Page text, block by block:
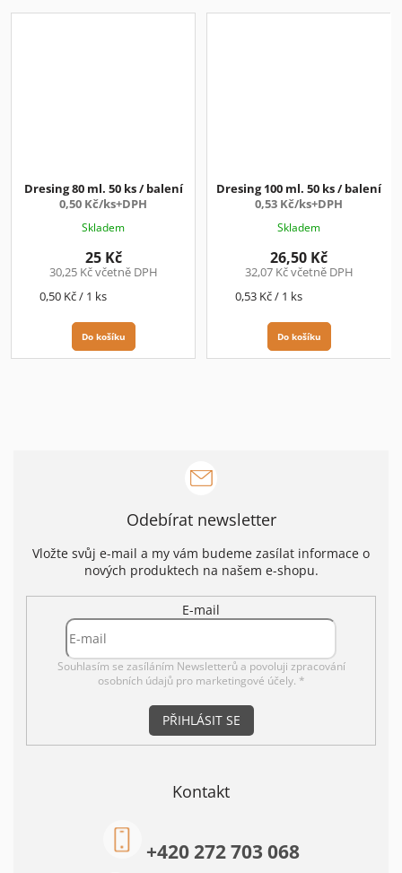
Dresing 80 ml. 50 ks / balení
0,50 Kč/ks+DPH
Skladem
30,25 Kč včetně DPH
25 Kč
Měrná
0,50 Kč / 1 ks
Do košíku
Dresing 100 ml. 50 ks / balení
0,53 Kč/ks+DPH
Skladem
32,07 Kč včetně DPH
26,50 Kč
Měrná
0,53 Kč / 1 ks
Do košíku
Odebírat newsletter
Vložte svůj e-mail a my vám budeme zasílat informace o
nových produktech na našem e-shopu.
E-mail
Souhlasím se zasíláním Newsletterů a povoluji zpracování
osobních údajů pro marketingové účely. *
PŘIHLÁSIT SE
Kontakt
+420 272 703 068